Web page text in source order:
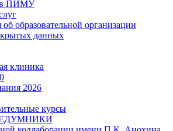
в ПИМУ
образовательной организации
данных
клиника
2026
курсы